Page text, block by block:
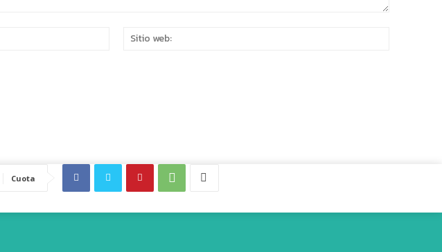
Correo
Cuota